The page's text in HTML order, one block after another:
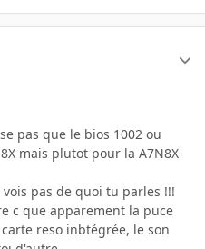
pas que le bios 1002 ou
mais plutot pour la A7N8X
pas de quoi tu parles !!!
c que apparement la puce
reso inbtégrée, le son